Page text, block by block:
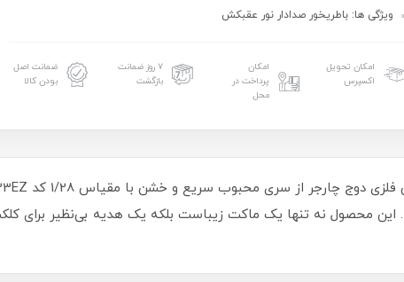
ویژگی ها: باطریخور صدادار نور عقبکش
امکان تحویل
اکسپرس
امکان
پرداخت در
محل
۷ روز ضمانت
بازگشت
ضمانت اصل
بودن کالا
محصول نه تنها یک ماکت زیباست بلکه یک هدیه بی‌نظیر برای